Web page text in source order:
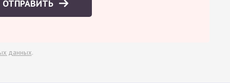
ОТПРАВИТЬ
данных.